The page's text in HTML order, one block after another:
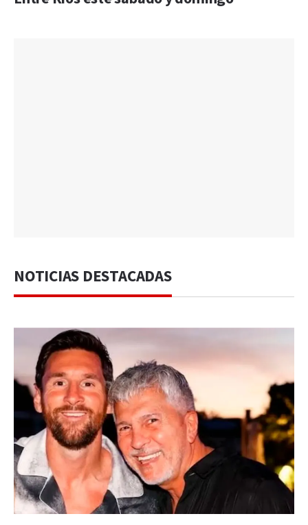
NOTICIAS DESTACADAS